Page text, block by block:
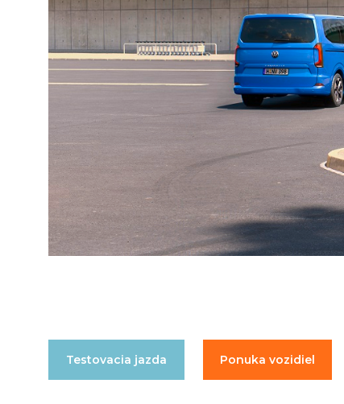
Testovacia jazda Ponuka vozidiel